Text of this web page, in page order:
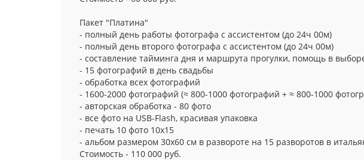
Пакет "Платина"
- полный день работы фотографа с ассистентом (до 24ч 00м)
- полный день второго фотографа с ассистентом (до 24ч 00м)
- составление тайминга дня и маршрута прогулки, помощь в
- 15 фотографий в день свадьбы
- обработка всех фотографий
- 1600-2000 фотографий (≈ 800-1000 фотографий + ≈ 800-1000
- авторская обработка - 80 фото
- все фото на USB-Flash, красивая упаковка
- печать 10 фото 10х15
- альбом размером 30х60 см в развороте на 15 разворотов в
Стоимость - 110 000 руб.